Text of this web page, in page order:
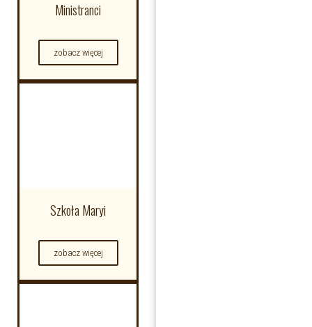
Ministranci
zobacz więcej
Szkoła Maryi
zobacz więcej